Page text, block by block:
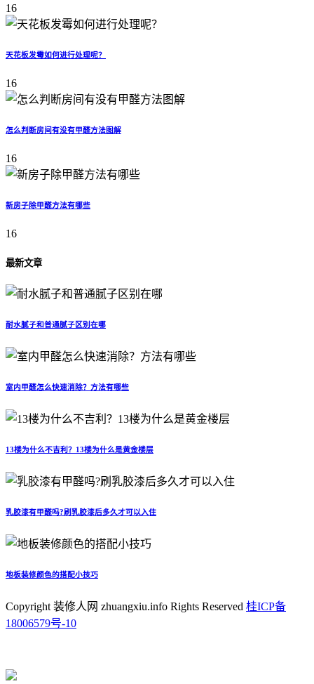
16
天花板发霉如何进行处理呢？
16
怎么判断房间有没有甲醛方法图解
16
新房子除甲醛方法有哪些
16
最新文章
耐水腻子和普通腻子区别在哪
室内甲醛怎么快速消除？方法有哪些
13楼为什么不吉利？13楼为什么是黄金楼层
乳胶漆有甲醛吗?刷乳胶漆后多久才可以入住
地板装修颜色的搭配小技巧
Copyright 装修人网 zhuangxiu.info Rights Reserved 桂ICP备
18006579号-10